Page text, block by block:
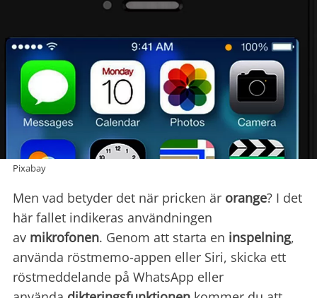
Pixabay
Men vad betyder det när pricken är orange? I det
här fallet indikeras användningen
av mikrofonen. Genom att starta en inspelning,
använda röstmemo-appen eller Siri, skicka ett
röstmeddelande på WhatsApp eller